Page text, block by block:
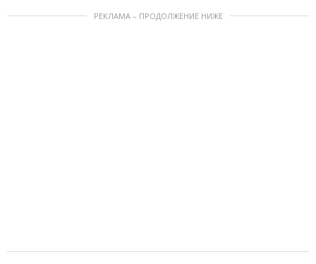
РЕКЛАМА – ПРОДОЛЖЕНИЕ НИЖЕ